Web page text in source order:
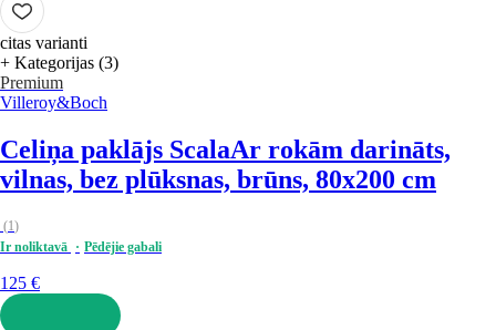
citas varianti
+ Kategorijas (3)
Premium
Villeroy&Boch
Celiņa paklājs ScalaAr rokām darināts,
vilnas, bez plūksnas, brūns, 80x200 cm
(1)
Ir noliktavā
Pēdējie gabali
125 €